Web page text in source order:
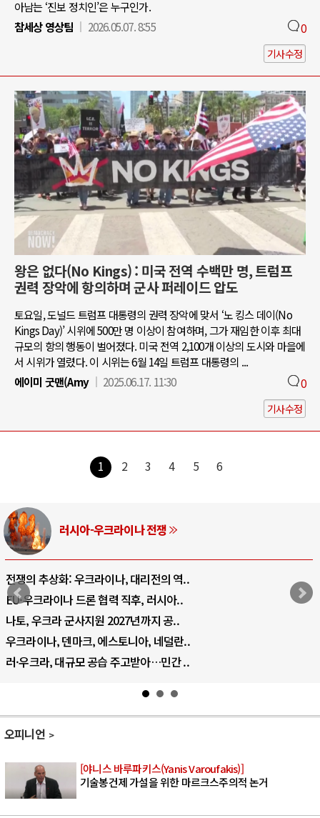
아남는 ‘진보 정치인’은 누구인가.
참세상 영상팀
2026.05.07. 8:55 0
기사수정
왕은 없다(No Kings) : 미국 전역 수백만 명, 트럼프
권력 장악에 항의하며 군사 퍼레이드 압도
토요일, 도널드 트럼프 대통령의 권력 장악에 맞서 ‘노 킹스 데이(No
Kings Day)’ 시위에 500만 명 이상이 참여하며, 그가 재임한 이후 최대
규모의 항의 행동이 벌어졌다. 미국 전역 2,100개 이상의 도시와 마을에
서 시위가 열렸다. 이 시위는 6월 14일 트럼프 대통령의 ...
에이미 굿맨(Amy
2025.06.17. 11:30 0
기사수정
1 2 3 4 5 6
러시아-우크라이나 전쟁
전쟁의 추상화: 우크라이나, 대리전의 역..
EU·우크라이나 드론 협력 직후, 러시아..
나토, 우크라 군사지원 2027년까지 공..
우크라이나, 덴마크, 에스토니아, 네덜란..
러·우크라, 대규모 공습 주고받아…민간 ..
오피니언
[야니스 바루파키스(Yanis Varoufakis)]
기술봉건제 가설을 위한 마르크스주의적 논거